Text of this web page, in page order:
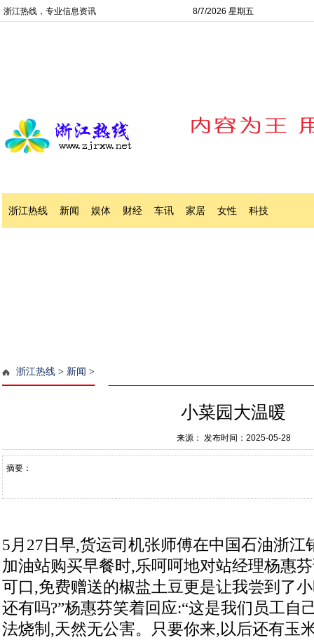
浙江热线，专业信息资讯 8/7/2026 星期五
浙江热线 新闻 娱体 财经 车讯 家居 女性 科技
浙江热线 > 新闻 >
小菜园大温暖
来源： 发布时间：2025-05-28
摘要：
5月27日早,货运司机张师傅在中国石油浙江
加油站购买早餐时,乐呵呵地对站经理杨惠
可口,免费赠送的椒盐土豆更是让我尝到了
还有吗?”杨惠芬笑着回应:“这是我们员工自
法烧制,天然无公害。只要你来,以后还有玉